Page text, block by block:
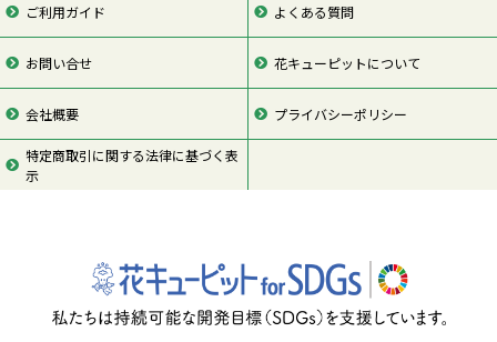
ご利用ガイド よくある質問
お問い合せ 花キューピットについて
会社概要 プライバシーポリシー
特定商取引に関する法律に基づく表
示
ページの先頭